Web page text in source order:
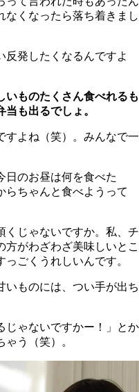
なくなったら落ち着きまし
発したくなるんですよ
ものたくさん食べれるも
も出るでしょ。
よね（笑）。みんなで一
のお昼は何を食べた
らちゃんと食べようって
じゃないですか。私、チ
方がわざわざ美味しいとこ
ごくうれしいんです。
ものには、つい手が出ち
ゃないですかー！」とか
う（笑）。